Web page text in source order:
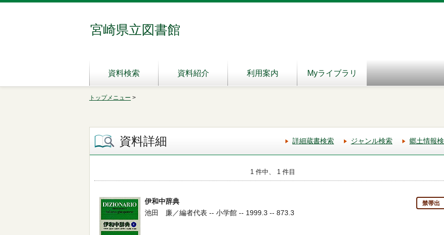
宮崎県立図書館
資料検索 資料紹介 利用案内 Myライブラリ
トップメニュー >
資料詳細 詳細蔵書検索 ジャンル検索 郷土情報
1 件中、 1 件目
伊和中辞典 禁帯出
池田 廉／編者代表 -- 小学館 -- 1999.3 -- 873.3